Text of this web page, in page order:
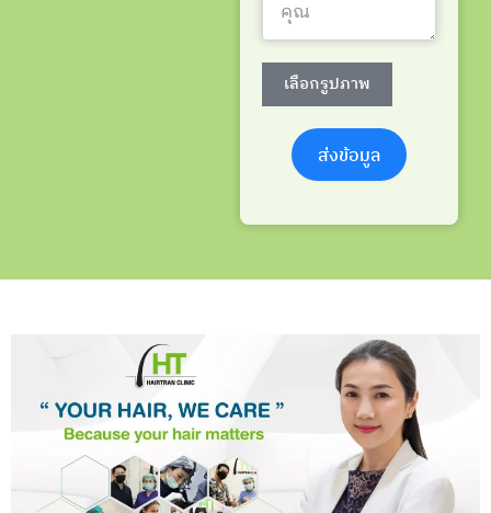
เลือกรูปภาพ
ส่งข้อมูล